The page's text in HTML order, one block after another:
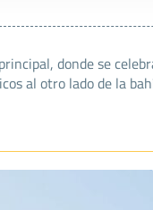
donde se
al otro lado de la